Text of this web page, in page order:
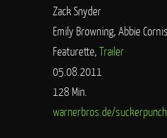
Zack Snyder
Emily Browning, Abbie
Featurette, Trailer
05.08.2011
128 Min.
warnerbros.de/